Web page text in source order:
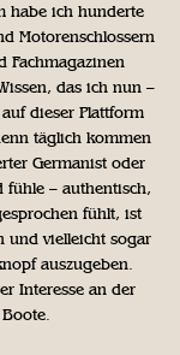
habe ich hunderte
Motorenschlossern
Fachmagazinen
das ich nun –
dieser Plattform
täglich kommen
Germanist oder
fühle – authentisch,
fühlt, ist
und vielleicht sogar
auszugeben.
Interesse an der